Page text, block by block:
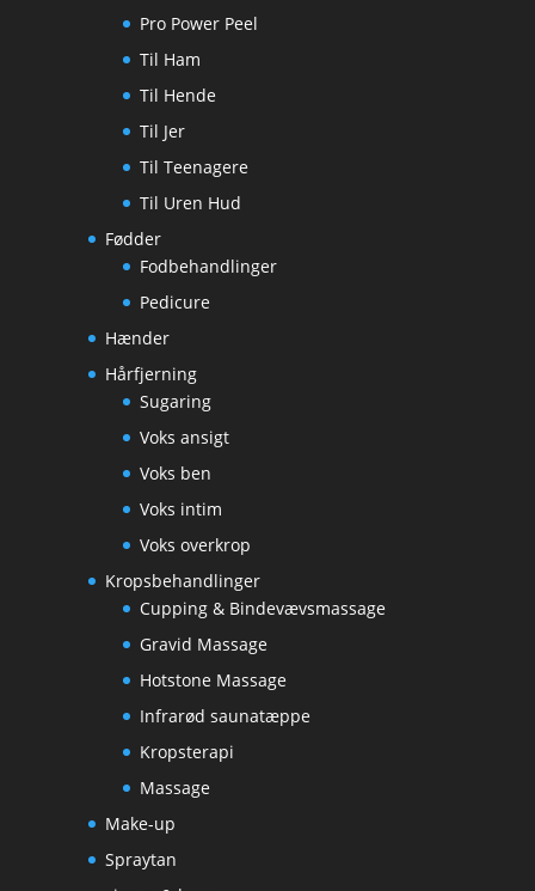
Pro Power Peel
Til Ham
Til Hende
Til Jer
Til Teenagere
Til Uren Hud
Fødder
Fodbehandlinger
Pedicure
Hænder
Hårfjerning
Sugaring
Voks ansigt
Voks ben
Voks intim
Voks overkrop
Kropsbehandlinger
Cupping & Bindevævsmassage
Gravid Massage
Hotstone Massage
Infrarød saunatæppe
Kropsterapi
Massage
Make-up
Spraytan